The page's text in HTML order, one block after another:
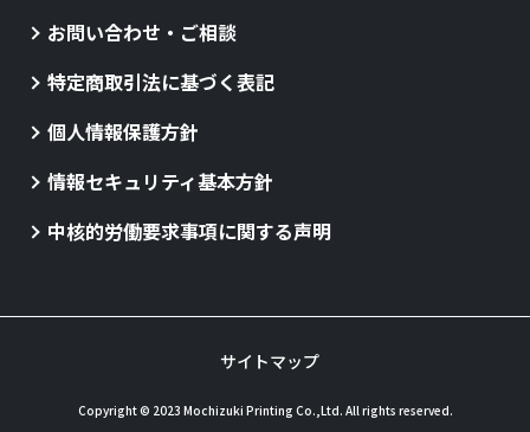
お問い合わせ・ご相談
特定商取引法に基づく表記
個人情報保護方針
情報セキュリティ基本方針
中核的労働要求事項に関する声明
サイトマップ
Copyright © 2023 Mochizuki Printing Co.,Ltd. All rights reserved.